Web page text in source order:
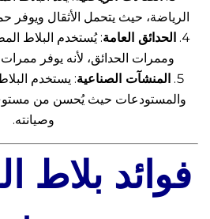
الرياضة، حيث يتحمل الأثقال ويوفر
الحدائق العامة: يُستخدم البلاط
وممرات الحدائق، لأنه يوفر
المنشآت الصناعية: يستخدم
والمستودعات حيث يُحسن من
وصيانته.
فوائد بلاط